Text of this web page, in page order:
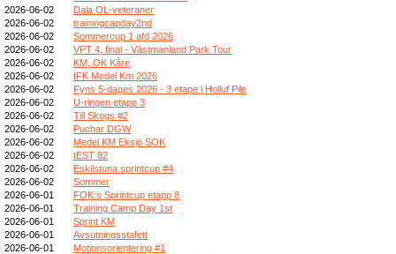
2026-06-02
Dala OL-veteraner
2026-06-02
trainingcapday2nd
2026-06-02
Sommercup 1 afd 2026
2026-06-02
VPT 4, final - Västmanland Park Tour
2026-06-02
KM, OK Kåre
2026-06-02
IFK Medel Km 2026
2026-06-02
Fyns 5-dages 2026 - 3 etape i Holluf Pile
2026-06-02
U-ringen etapp 3
2026-06-02
Till Skogs #2
2026-06-02
Puchar DGW
2026-06-02
Medel KM Eksjö SOK
2026-06-02
tEST 82
2026-06-02
Eskilstuna sprintcup #4
2026-06-02
Sommer
2026-06-01
FOK:s Sprintcup etapp 8
2026-06-01
Training Camp Day 1st
2026-06-01
Sprint KM
2026-06-01
Avsutningsstafett
2026-06-01
Motionsorientering #1